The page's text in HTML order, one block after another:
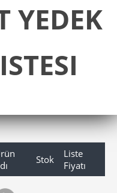
YEDEK
Stok
Liste
Fiyatı